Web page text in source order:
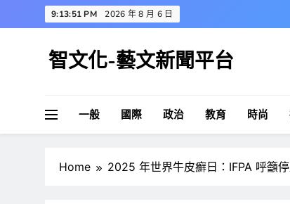
to
9:13:52 PM 2026 年 8 月 6 日
智文化-藝文新聞平台
一般 國際 政治 教育 時尚
Home 2025 年世界牛皮癬日：IFPA 呼籲